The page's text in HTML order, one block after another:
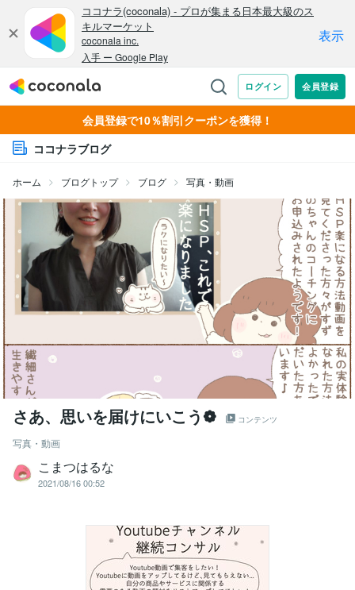
会員登録で10％割引クーポンを獲得！
ココナラブログ
ホーム ブログトップ ブログ 写真・動画
さあ、思いを届けにいこう❁ コンテンツ
写真・動画
こまつはるな
2021/08/16 00:52